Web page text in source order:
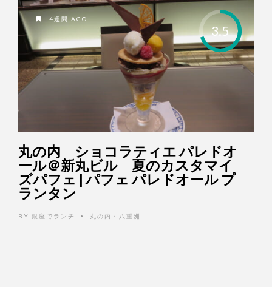
3.5
4週間 AGO
丸の内 ショコラティエ パレドオ
ール＠新丸ビル 夏のカスタマイ
ズパフェ | パフェ パレドオール プ
ランタン
BY 銀座でランチ • 丸の内・八重洲